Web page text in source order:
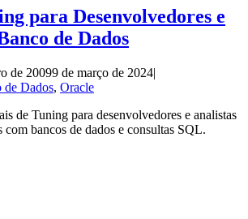
para Desenvolvedores e
de Dados
de 20099 de março de 2024
de Dados, Oracle
de Tuning para desenvolvedores e analistas
com bancos de dados e consultas SQL.